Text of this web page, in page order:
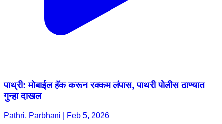
पाथ्री: मोबाईल हॅक करून रक्कम लंपास, पाथरी पोलीस ठाण्यात
गुन्हा दाखल
Pathri, Parbhani | Feb 5, 2026